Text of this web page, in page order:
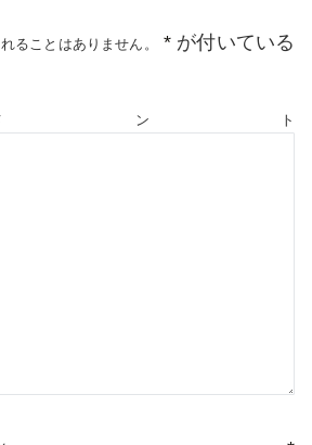
ることはありません。 *が付いている
ント